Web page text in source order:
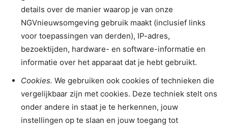
details over de manier waarop je van onze
NGVnieuwsomgeving gebruik maakt (inclusief links
voor toepassingen van derden), IP-adres,
bezoektijden, hardware- en software-informatie en
informatie over het apparaat dat je hebt gebruikt.
Cookies. We gebruiken ook cookies of technieken die
vergelijkbaar zijn met cookies. Deze techniek stelt ons
onder andere in staat je te herkennen, jouw
instellingen op te slaan en jouw toegang tot